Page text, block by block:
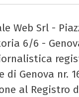
Web Srl -
6/6 -
di Genova nr.
al Registro